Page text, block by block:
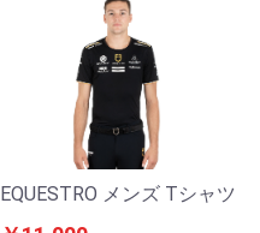
EQUESTRO メンズ Tシャツ